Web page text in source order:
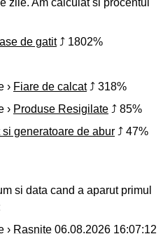
zile. Am calculat si procentul
de gatit⤴ 1802%
› Fiare de calcat⤴ 318%
› Produse Resigilate ⤴ 85%
generatoare de abur ⤴ 47%
si data cand a aparut primul
› Rasnite 06.08.2026 16:07:12